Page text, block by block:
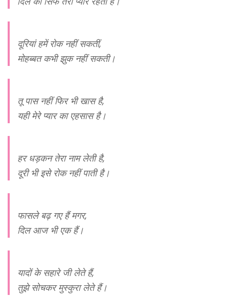
दूरियां हमें रोक नहीं सकतीं,
मोहब्बत कभी झुक नहीं सकती।
तू पास नहीं फिर भी खास है,
यही मेरे प्यार का एहसास है।
हर धड़कन तेरा नाम लेती है,
दूरी भी इसे रोक नहीं पाती है।
फासले बढ़ गए हैं मगर,
दिल आज भी एक हैं।
यादों के सहारे जी लेते हैं,
तुझे सोचकर मुस्कुरा लेते हैं।